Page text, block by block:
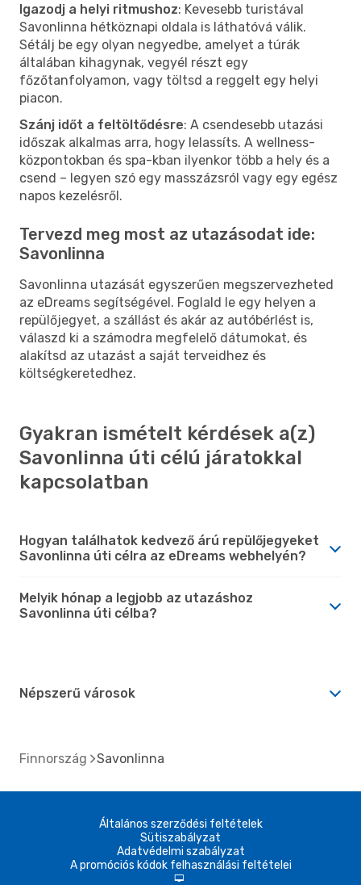
Igazodj a helyi ritmushoz: Kevesebb turistával
Savonlinna hétköznapi oldala is láthatóvá válik.
Sétálj be egy olyan negyedbe, amelyet a túrák
általában kihagynak, vegyél részt egy
főzőtanfolyamon, vagy töltsd a reggelt egy helyi
piacon.
Szánj időt a feltöltődésre: A csendesebb utazási
időszak alkalmas arra, hogy lelassíts. A wellness-
központokban és spa-kban ilyenkor több a hely és a
csend – legyen szó egy masszázsról vagy egy egész
napos kezelésről.
Tervezd meg most az utazásodat ide:
Savonlinna
Savonlinna utazását egyszerűen megszervezheted
az eDreams segítségével. Foglald le egy helyen a
repülőjegyet, a szállást és akár az autóbérlést is,
válaszd ki a számodra megfelelő dátumokat, és
alakítsd az utazást a saját terveidhez és
költségkeretedhez.
Gyakran ismételt kérdések a(z)
Savonlinna úti célú járatokkal
kapcsolatban
Hogyan találhatok kedvező árú repülőjegyeket
Savonlinna úti célra az eDreams webhelyén?
Melyik hónap a legjobb az utazáshoz
Savonlinna úti célba?
Népszerű városok
Finnország Savonlinna
Általános szerződési feltételek
Sütiszabályzat
Adatvédelmi szabályzat
A promóciós kódok felhasználási feltételei
d